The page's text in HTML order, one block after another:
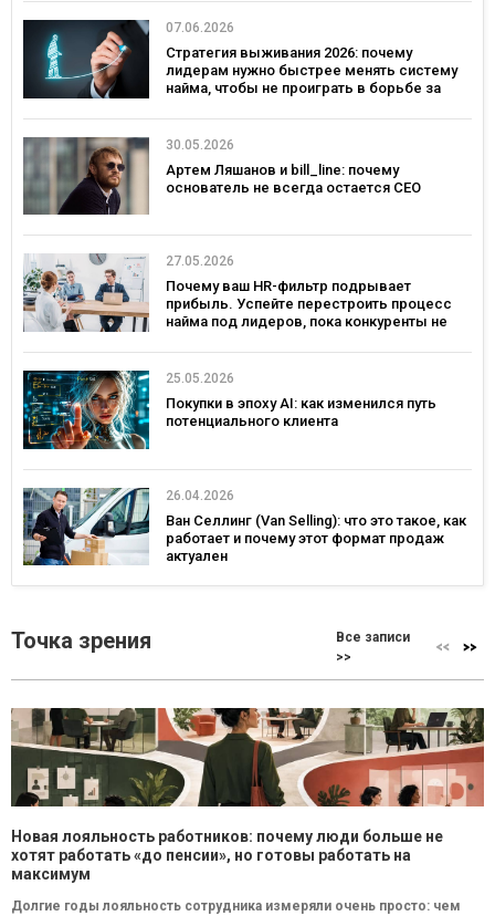
07.06.2026
Стратегия выживания 2026: почему
лидерам нужно быстрее менять систему
найма, чтобы не проиграть в борьбе за
30.05.2026
Артем Ляшанов и bill_line: почему
основатель не всегда остается СЕО
27.05.2026
Почему ваш HR-фильтр подрывает
прибыль. Успейте перестроить процесс
найма под лидеров, пока конкуренты не
25.05.2026
Покупки в эпоху AI: как изменился путь
потенциального клиента
26.04.2026
Ван Селлинг (Van Selling): что это такое, как
работает и почему этот формат продаж
актуален
Точка зрения
Все записи
>>
Новая лояльность работников: почему люди больше не
хотят работать «до пенсии», но готовы работать на
максимум
Долгие годы лояльность сотрудника измеряли очень просто: чем